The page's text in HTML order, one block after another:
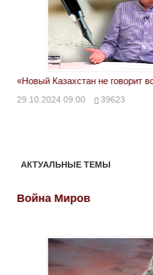
«Новый Казахстан не говорит
29.10.2024 09:00 39623
АКТУАЛЬНЫЕ ТЕМЫ
Война Миров